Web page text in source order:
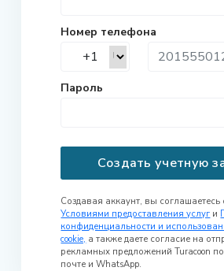
Номер телефона
Пароль
Создать учетную
Создавая аккаунт, вы
Условиями предоставления услуг и
конфиденциальности и
cookie, а также даете согласие на
рекламных предложений Turacoon
почте и WhatsApp.